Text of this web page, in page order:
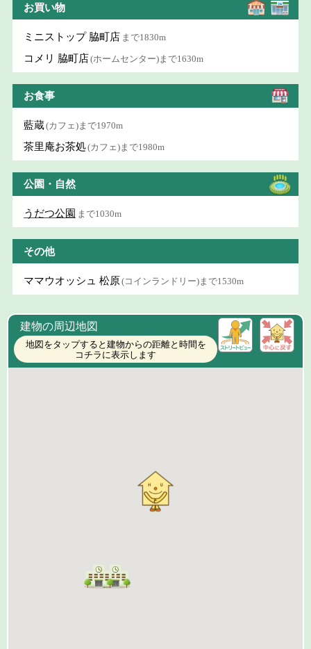
お買い物
ミニストップ 脇町店 まで1830m
コメリ 脇町店(ホームセンター)まで1630m
お食事
藍蔵(カフェ)まで1970m
茶里庵お茶処(カフェ)まで1980m
公園・自然
うだつ公園 まで1030m
その他
ママウオッシュ 松原 (コインランドリー)まで1530m
建物の周辺地図
地図をタップすると建物からの距離と時間を
コチラに表示します